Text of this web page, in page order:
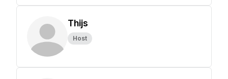
Thijs
Host